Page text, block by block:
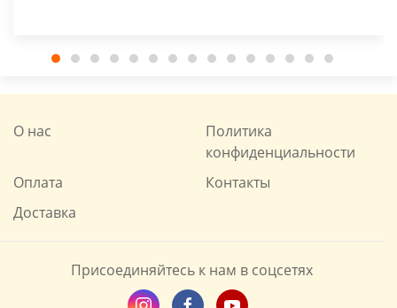
О нас
Политика
конфиденциальности
Оплата
Контакты
Доставка
Присоединяйтесь к нам в соцсетях